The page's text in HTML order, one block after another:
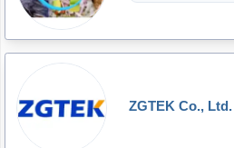
ZGTEK Co., Ltd.